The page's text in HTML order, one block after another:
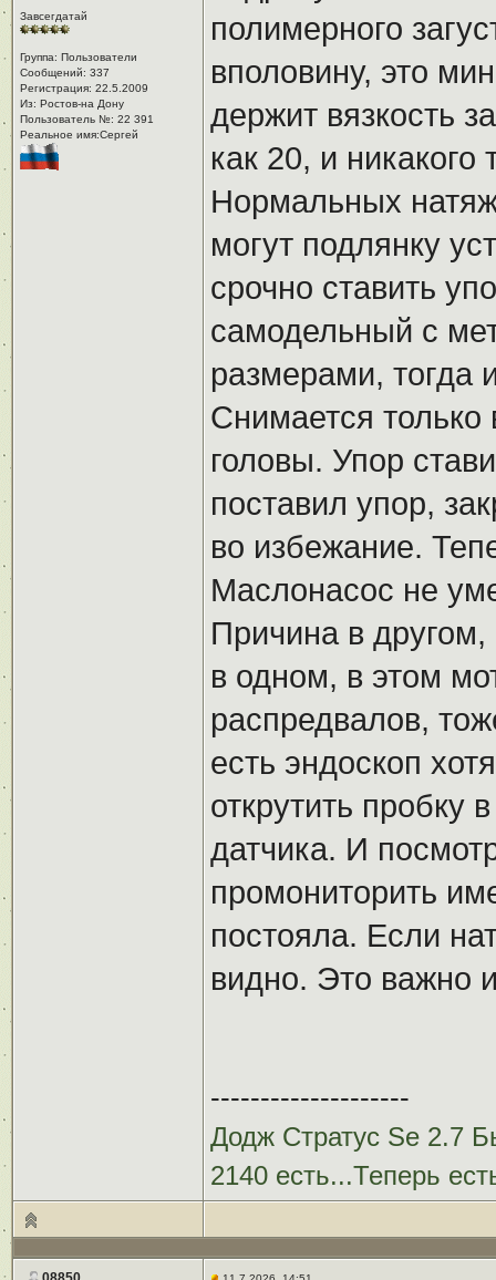
Завсегдатай
Группа: Пользователи
Сообщений: 337
Регистрация: 22.5.2009
Из: Ростов-на Дону
Пользователь №: 22 391
Реальное имя:Сергей
полимерного
вполовину, это
держит вязкость
как 20, и никакого
Нормальных
могут подлянку
срочно ставить
самодельный с
размерами, тогда
Снимается только
головы. Упор
поставил упор,
во избежание.
Маслонасос не
Причина в
в одном, в этом
распредвалов,
есть эндоскоп
открутить пробку
датчика. И
промониторить
постояла. Если
видно. Это важно
--------------------
Додж Стратус Se 2.7
2140 есть...Теперь